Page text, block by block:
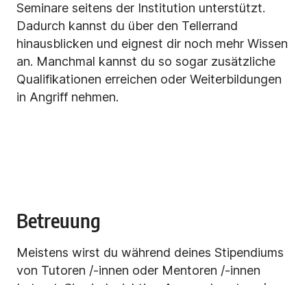
Seminare seitens der Institution unterstützt.
Dadurch kannst du über den Tellerrand
hinausblicken und eignest dir noch mehr Wissen
an. Manchmal kannst du so sogar zusätzliche
Qualifikationen erreichen oder Weiterbildungen
in Angriff nehmen.
Betreuung
Meistens wirst du während deines Stipendiums
von Tutoren /-innen oder Mentoren /-innen